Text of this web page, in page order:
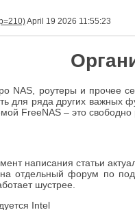
April 19 2026 11:55:23
NAS, роутеры и прочее
для ряда других важных
FreeNAS – это
написания статьи
на отдельный форум по
шустрее.
Intel